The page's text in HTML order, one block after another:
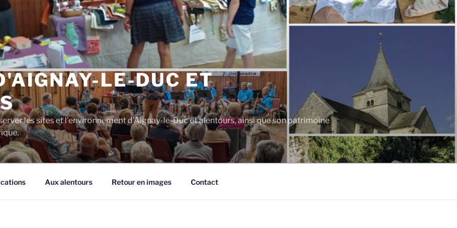
LE-DUC ET
les sites et l'environnement d'Aignay-le-Duc et alentours, ainsi que son patrimoine
Aux alentours Retour en images Contact